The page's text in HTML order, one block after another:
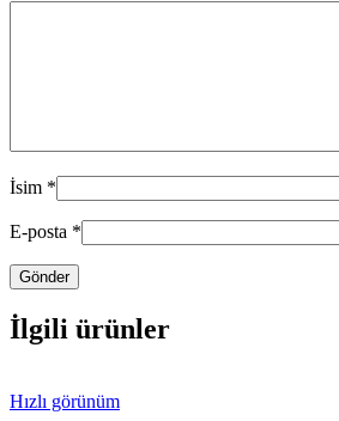
İsim *
E-posta *
İlgili ürünler
Hızlı görünüm